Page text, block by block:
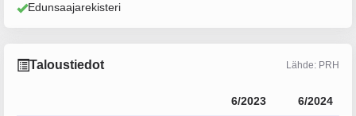
Edunsaajarekisteri
Taloustiedot Lähde: PRH
6/2023 6/2024